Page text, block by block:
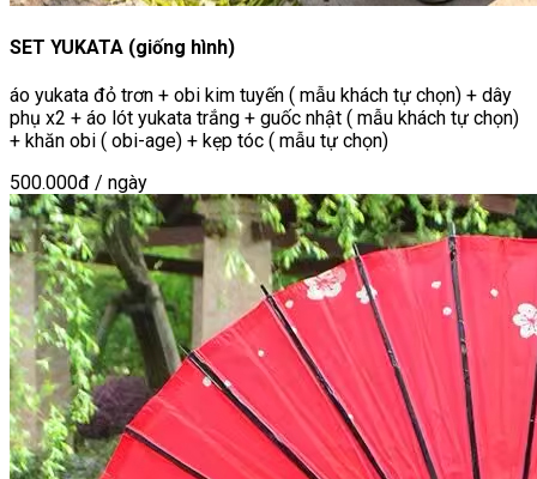
SET YUKATA (giống hình)
áo yukata đỏ trơn + obi kim tuyến ( mẫu khách tự chọn) + dây
phụ x2 + áo lót yukata trắng + guốc nhật ( mẫu khách tự chọn)
+ khăn obi ( obi-age) + kẹp tóc ( mẫu tự chọn)
500.000đ / ngày